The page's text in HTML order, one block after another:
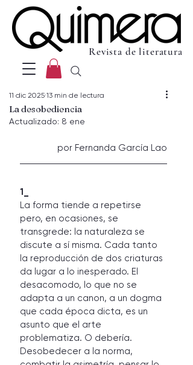
Revista de literatura
La desobediencia
11 dic 2025 13 min de lectura
Actualizado: 8 ene
por Fernanda García Lao
1_
La forma tiende a repetirse
pero, en ocasiones, se
transgrede: la naturaleza se
discute a sí misma. Cada tanto
la reproducción de dos criaturas
da lugar a lo inesperado. El
desacomodo, lo que no se
adapta a un canon, a un dogma
que cada época dicta, es un
asunto que el arte
problematiza. O debería.
Desobedecer a la norma,